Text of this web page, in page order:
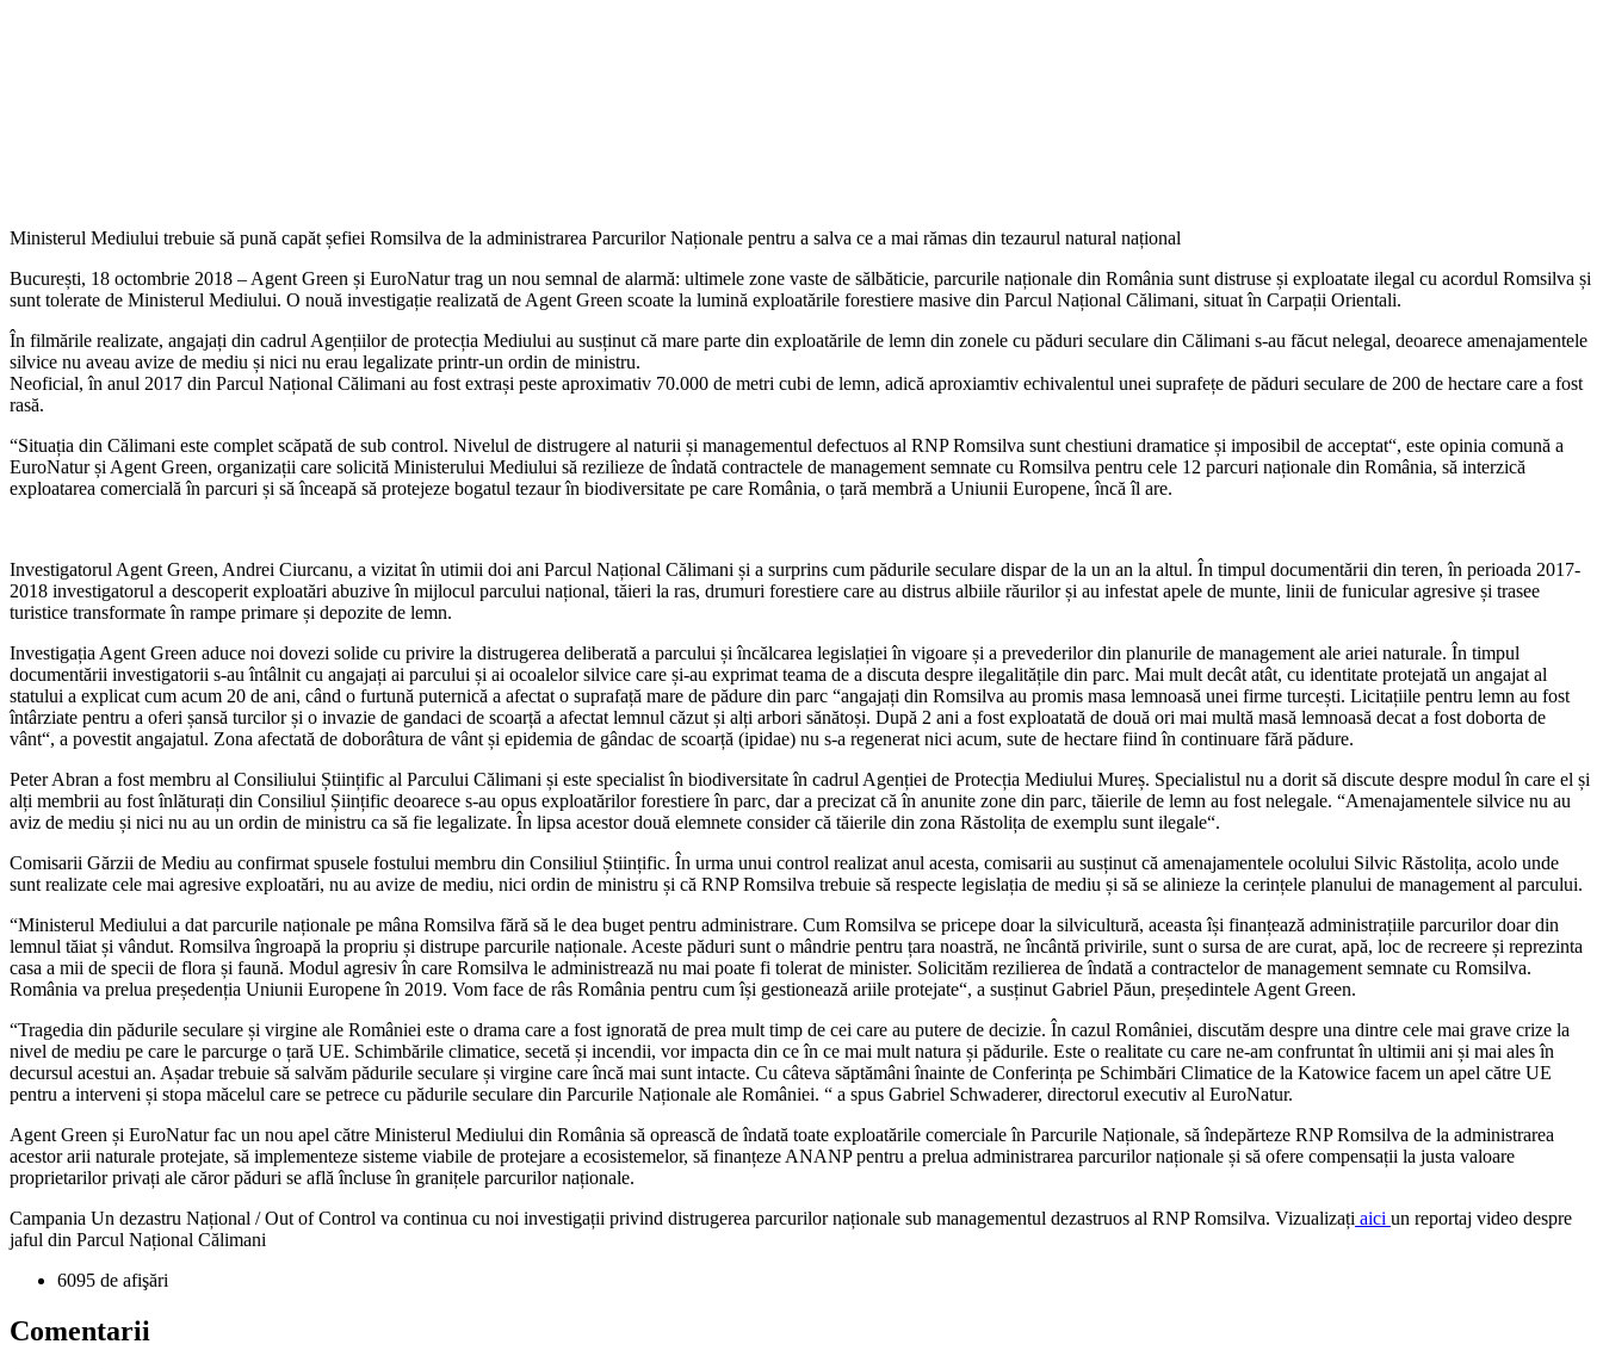
Ministerul Mediului trebuie să pună capăt șefiei Romsilva de la administrarea Parcurilor Naționale pentru a salva ce a mai rămas din tezaurul natural național
București, 18 octombrie 2018 – Agent Green și EuroNatur trag un nou semnal de alarmă: ultimele zone vaste de sălbăticie, parcurile naționale din România sunt distruse și exploatate ilegal cu acordul Romsilva și
sunt tolerate de Ministerul Mediului. O nouă investigație realizată de Agent Green scoate la lumină exploatările forestiere masive din Parcul Național Călimani, situat în Carpații Orientali.
În filmările realizate, angajați din cadrul Agențiilor de protecția Mediului au susținut că mare parte din exploatările de lemn din zonele cu păduri seculare din Călimani s-au făcut nelegal, deoarece amenajamentele
silvice nu aveau avize de mediu și nici nu erau legalizate printr-un ordin de ministru.
Neoficial, în anul 2017 din Parcul Național Călimani au fost extrași peste aproximativ 70.000 de metri cubi de lemn, adică aproxiamtiv echivalentul unei suprafețe de păduri seculare de 200 de hectare care a fost
rasă.
“Situația din Călimani este complet scăpată de sub control. Nivelul de distrugere al naturii și managementul defectuos al RNP Romsilva sunt chestiuni dramatice și imposibil de acceptat“, este opinia comună a
EuroNatur și Agent Green, organizații care solicită Ministerului Mediului să rezilieze de îndată contractele de management semnate cu Romsilva pentru cele 12 parcuri naționale din România, să interzică
exploatarea comercială în parcuri și să înceapă să protejeze bogatul tezaur în biodiversitate pe care România, o țară membră a Uniunii Europene, încă îl are.
Investigatorul Agent Green, Andrei Ciurcanu, a vizitat în utimii doi ani Parcul Național Călimani și a surprins cum pădurile seculare dispar de la un an la altul. În timpul documentării din teren, în perioada 2017-
2018 investigatorul a descoperit exploatări abuzive în mijlocul parcului național, tăieri la ras, drumuri forestiere care au distrus albiile răurilor și au infestat apele de munte, linii de funicular agresive și trasee
turistice transformate în rampe primare și depozite de lemn.
Investigația Agent Green aduce noi dovezi solide cu privire la distrugerea deliberată a parcului și încălcarea legislației în vigoare și a prevederilor din planurile de management ale ariei naturale. În timpul
documentării investigatorii s-au întâlnit cu angajați ai parcului și ai ocoalelor silvice care și-au exprimat teama de a discuta despre ilegalitățile din parc. Mai mult decât atât, cu identitate protejată un angajat al
statului a explicat cum acum 20 de ani, când o furtună puternică a afectat o suprafață mare de pădure din parc “angajați din Romsilva au promis masa lemnoasă unei firme turcești. Licitațiile pentru lemn au fost
întârziate pentru a oferi șansă turcilor și o invazie de gandaci de scoarță a afectat lemnul căzut și alți arbori sănătoși. După 2 ani a fost exploatată de două ori mai multă masă lemnoasă decat a fost doborta de
vânt“, a povestit angajatul. Zona afectată de doborâtura de vânt și epidemia de gândac de scoarță (ipidae) nu s-a regenerat nici acum, sute de hectare fiind în continuare fără pădure.
Peter Abran a fost membru al Consiliului Științific al Parcului Călimani și este specialist în biodiversitate în cadrul Agenției de Protecția Mediului Mureș. Specialistul nu a dorit să discute despre modul în care el și
alți membrii au fost înlăturați din Consiliul Șiințific deoarece s-au opus exploatărilor forestiere în parc, dar a precizat că în anunite zone din parc, tăierile de lemn au fost nelegale. “Amenajamentele silvice nu au
aviz de mediu și nici nu au un ordin de ministru ca să fie legalizate. În lipsa acestor două elemnete consider că tăierile din zona Răstolița de exemplu sunt ilegale“.
Comisarii Gărzii de Mediu au confirmat spusele fostului membru din Consiliul Științific. În urma unui control realizat anul acesta, comisarii au susținut că amenajamentele ocolului Silvic Răstolița, acolo unde
sunt realizate cele mai agresive exploatări, nu au avize de mediu, nici ordin de ministru și că RNP Romsilva trebuie să respecte legislația de mediu și să se alinieze la cerințele planului de management al parcului.
“Ministerul Mediului a dat parcurile naționale pe mâna Romsilva fără să le dea buget pentru administrare. Cum Romsilva se pricepe doar la silvicultură, aceasta își finanțează administrațiile parcurilor doar din
lemnul tăiat și vândut. Romsilva îngroapă la propriu și distrupe parcurile naționale. Aceste păduri sunt o mândrie pentru țara noastră, ne încântă privirile, sunt o sursa de are curat, apă, loc de recreere și reprezinta
casa a mii de specii de flora și faună. Modul agresiv în care Romsilva le administrează nu mai poate fi tolerat de minister. Solicităm rezilierea de îndată a contractelor de management semnate cu Romsilva.
România va prelua președenția Uniunii Europene în 2019. Vom face de râs România pentru cum își gestionează ariile protejate“, a susținut Gabriel Păun, președintele Agent Green.
“Tragedia din pădurile seculare și virgine ale României este o drama care a fost ignorată de prea mult timp de cei care au putere de decizie. În cazul României, discutăm despre una dintre cele mai grave crize la
nivel de mediu pe care le parcurge o țară UE. Schimbările climatice, secetă și incendii, vor impacta din ce în ce mai mult natura și pădurile. Este o realitate cu care ne-am confruntat în ultimii ani și mai ales în
decursul acestui an. Așadar trebuie să salvăm pădurile seculare și virgine care încă mai sunt intacte. Cu câteva săptămâni înainte de Conferința pe Schimbări Climatice de la Katowice facem un apel către UE
pentru a interveni și stopa măcelul care se petrece cu pădurile seculare din Parcurile Naționale ale României. “ a spus Gabriel Schwaderer, directorul executiv al EuroNatur.
Agent Green și EuroNatur fac un nou apel către Ministerul Mediului din România să oprească de îndată toate exploatările comerciale în Parcurile Naționale, să îndepărteze RNP Romsilva de la administrarea
acestor arii naturale protejate, să implementeze sisteme viabile de protejare a ecosistemelor, să finanțeze ANANP pentru a prelua administrarea parcurilor naționale și să ofere compensații la justa valoare
proprietarilor privați ale căror păduri se află încluse în granițele parcurilor naționale.
Campania Un dezastru Național / Out of Control va continua cu noi investigații privind distrugerea parcurilor naționale sub managementul dezastruos al RNP Romsilva. Vizualizați aici un reportaj video despre
jaful din Parcul Național Călimani
6095 de afişări
Comentarii